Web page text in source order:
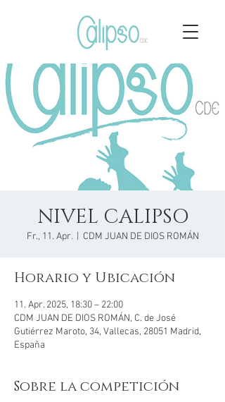
NIVEL CALIPSO
Fr., 11. Apr.
  |
CDM JUAN DE DIOS ROMÁN
Horario y Ubicación
11. Apr. 2025, 18:30 – 22:00
CDM JUAN DE DIOS ROMÁN, C. de José
Gutiérrez Maroto, 34, Vallecas, 28051 Madrid,
España
Sobre la competición